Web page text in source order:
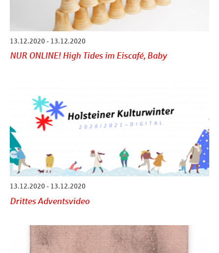
13.12.2020 - 13.12.2020
NUR ONLINE! High Tides im Eiscafé, Baby
13.12.2020 - 13.12.2020
Drittes Adventsvideo